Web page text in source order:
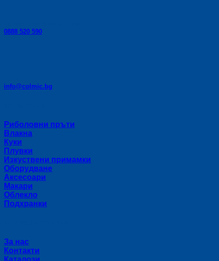
0888 520 590
info@colmic.bg
Риболовни пръти
Влакна
Куки
Плувки
Изкуствени примамки
Оборудване
Аксесоари
Макари
Облекло
Подхранки
За нас
Контакти